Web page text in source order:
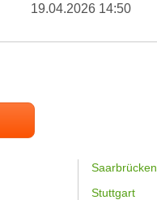
19.04.2026 14:50
Saarbrücken
Stuttgart